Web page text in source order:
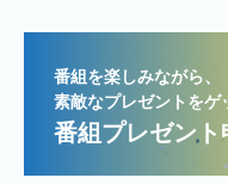
番組を楽しみながら、
素敵なプレゼントをゲ
番組プレゼント